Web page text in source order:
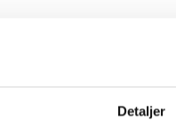
Detaljer